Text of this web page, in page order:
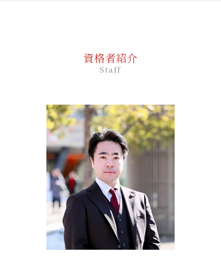
離婚 苗字
慰謝料 踏み倒し
離婚調停 弁護士
モラハラ 夫 離婚
審判離婚 期間
養育費 踏み倒し
離婚 養育費
共同親権 メリット
離婚協議書 メリット
婚姻費用 支払い 拒否
dv 離婚
資格者紹介
Staff